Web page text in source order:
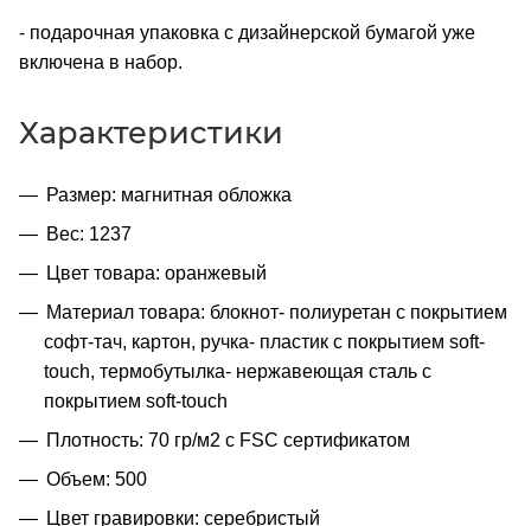
- подарочная упаковка с дизайнерской бумагой уже
включена в набор.
Характеристики
Размер: магнитная обложка
Вес: 1237
Цвет товара: оранжевый
Материал товара: блокнот- полиуретан с покрытием
софт-тач, картон, ручка- пластик с покрытием soft-
touch, термобутылка- нержавеющая cталь с
покрытием soft-touch
Плотность: 70 гр/м2 с FSC сертификатом
Объем: 500
Цвет гравировки: серебристый